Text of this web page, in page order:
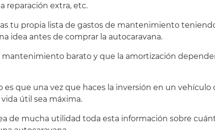
reparación extra, etc.
tu propia lista de gastos de mantenimiento
idea antes de comprar la autocaravana.
barato y que la amortización
es que una vez que haces la inversión en un vehículo
útil sea máxima.
de mucha utilidad toda esta información sobre